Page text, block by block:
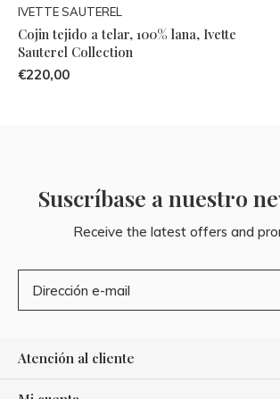
IVETTE SAUTEREL
Cojin tejido a telar, 100% lana, Ivette
Sauterel Collection
€220,00
Suscríbase a nuestro
Receive the latest offers and
Atención al cliente